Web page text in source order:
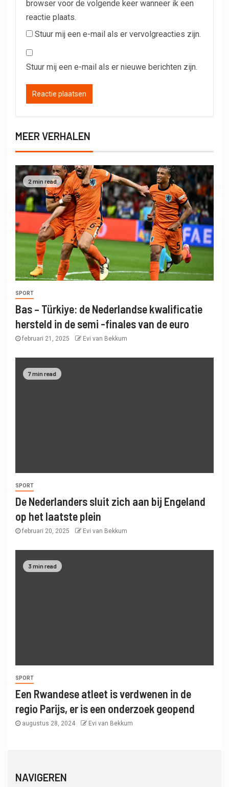
browser voor de volgende keer wanneer ik een
reactie plaats.
Stuur mij een e-mail als er vervolgreacties zijn.
Stuur mij een e-mail als er nieuwe berichten zijn.
MEER VERHALEN
2 min read
SPORT
Bas – Türkiye: de Nederlandse kwalificatie
hersteld in de semi -finales van de euro
februari 21, 2025 Evi van Bekkum
7 min read
SPORT
De Nederlanders sluit zich aan bij Engeland
op het laatste plein
februari 20, 2025 Evi van Bekkum
3 min read
SPORT
Een Rwandese atleet is verdwenen in de
regio Parijs, er is een onderzoek geopend
augustus 28, 2024 Evi van Bekkum
NAVIGEREN